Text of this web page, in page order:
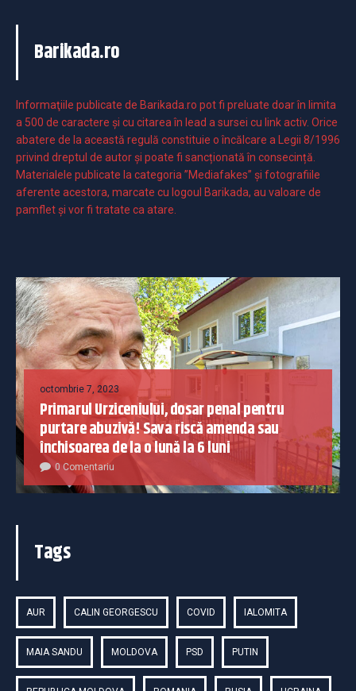
Barikada.ro
Informaţiile publicate de Barikada.ro pot fi preluate doar în limita
a 500 de caractere şi cu citarea în lead a sursei cu link activ. Orice
abatere de la această regulă constituie o încălcare a Legii 8/1996
privind dreptul de autor și poate fi sancționată în consecință.
Materialele publicate la categoria ”Mediafakes” și fotografiile
aferente acestora, marcate cu logoul Barikada, au valoare de
pamflet și vor fi tratate ca atare.
octombrie 7, 2023
Primarul Urziceniului, dosar penal pentru
purtare abuzivă! Sava riscă amenda sau
închisoarea de la o lună la 6 luni
0 Comentariu
Tags
AUR CALIN GEORGESCU COVID IALOMITA
MAIA SANDU MOLDOVA PSD PUTIN